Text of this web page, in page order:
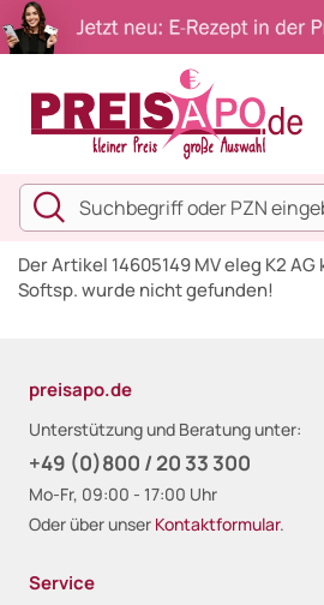
Der Artikel 14605149 MV eleg K2
Softsp. wurde nicht gefunden!
preisapo.de
Unterstützung und Beratung unter:
+49 (0)800 / 20 33 300
Mo-Fr, 09:00 - 17:00 Uhr
Oder über unser Kontaktformular.
Service